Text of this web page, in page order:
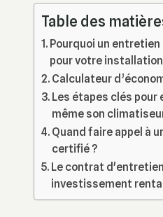
Table des
Pourquoi un
pour votre
Calculateur
Les étapes clés pour
même son
Quand faire appel à
certifié ?
Le contrat
investissement